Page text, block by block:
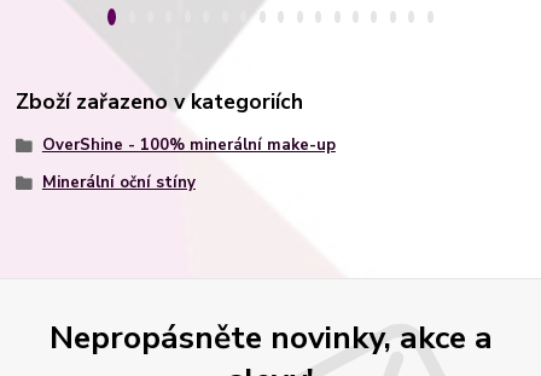
Zboží zařazeno v kategoriích
OverShine - 100% minerální make-up
Minerální oční stíny
Nepropásněte novinky, akce a